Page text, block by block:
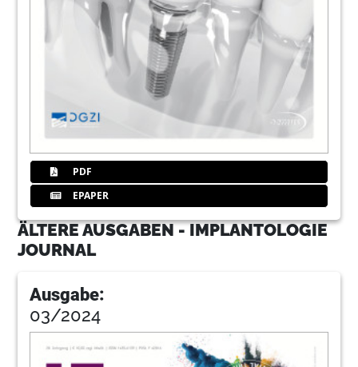
PDF
EPAPER
ÄLTERE AUSGABEN - IMPLANTOLOGIE
JOURNAL
Ausgabe:
03/2024